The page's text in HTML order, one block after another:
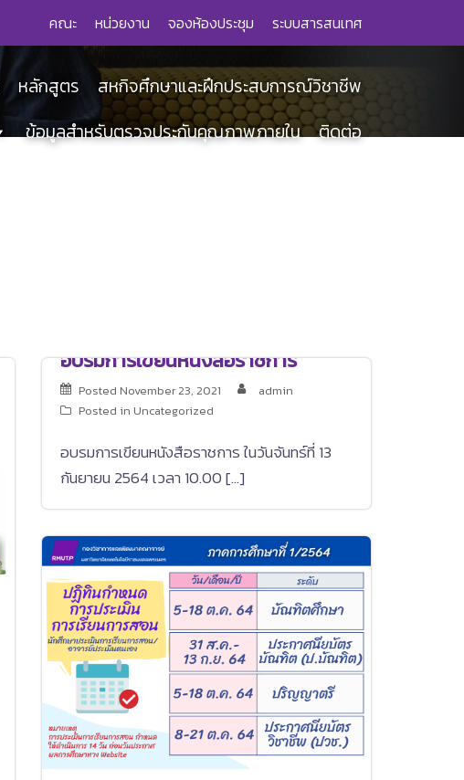
คณะ หน่วยงาน จองห้องประชุม ระบบสารสนเทศ
หลักสูตร
สหกิจศึกษาและฝึกประสบการณ์วิชาชีพ
ข้อมูลสำหรับตรวจประกันคุณภาพภายใน ติดต่อ
อบรมการเขียนหนังสือราชการ
Posted November 23, 2021
admin
Posted in Uncategorized
อบรมการเขียนหนังสือราชการ ในวันจันทร์ที่ 13
กันยายน 2564 เวลา 10.00 […]